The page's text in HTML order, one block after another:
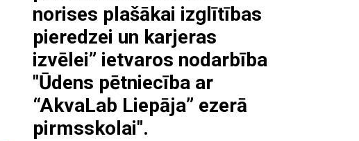
norises plašākai izglītības
pieredzei un karjeras
izvēlei” ietvaros nodarbība
"Ūdens pētniecība ar
“AkvaLab Liepāja” ezerā
pirmsskolai".